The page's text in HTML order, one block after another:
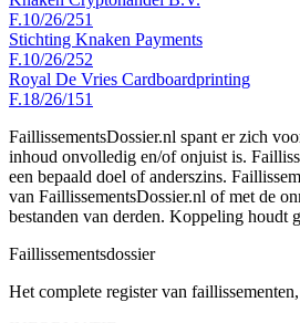
F.10/26/251
Stichting Knaken Payments
F.10/26/252
Royal De Vries Cardboardprinting
F.18/26/151
FaillissementsDossier.nl spant er zich
inhoud onvolledig en/of onjuist is.
een bepaald doel of anderszins.
van FaillissementsDossier.nl of met de
bestanden van derden. Koppeling houdt
Faillissementsdossier
Het complete register van